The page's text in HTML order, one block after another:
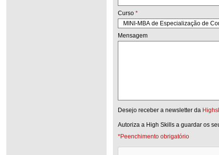
Curso *
Mensagem
Desejo receber a newsletter da
Autoriza a High Skills a guardar os
*Peenchimento obrigatório